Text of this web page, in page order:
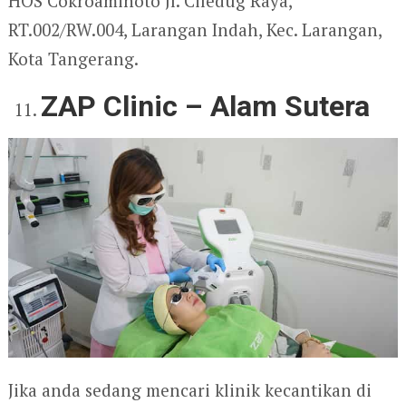
RT.002/RW.004, Larangan Indah, Kec. Larangan,
Kota Tangerang.
ZAP Clinic – Alam Sutera
Jika anda sedang mencari klinik kecantikan di